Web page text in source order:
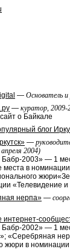
— Основатель и
— куратор, 2009-
о Байкале
блог
—
2004)
Бабр-2003» — 1
в
«Телевидение
нерпа» —
интернет-
Бабр-2002» — 1
«Серебряная
жюри в